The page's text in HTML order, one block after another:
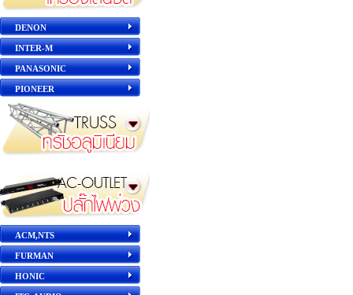
DENON
INTER-M
PANASONIC
PIONEER
ACM,NTS
FURMAN
HONIC